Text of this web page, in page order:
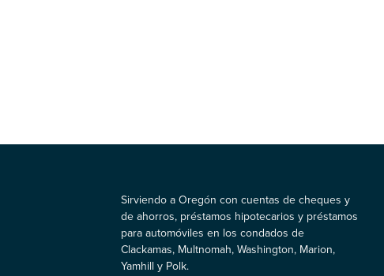
Sirviendo a Oregón con cuentas de cheques y
de ahorros, préstamos hipotecarios y préstamos
para automóviles en los condados de
Clackamas, Multnomah, Washington, Marion,
Yamhill y Polk.